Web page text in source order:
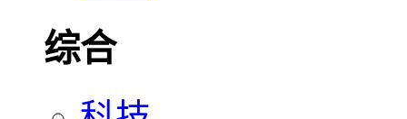
综合